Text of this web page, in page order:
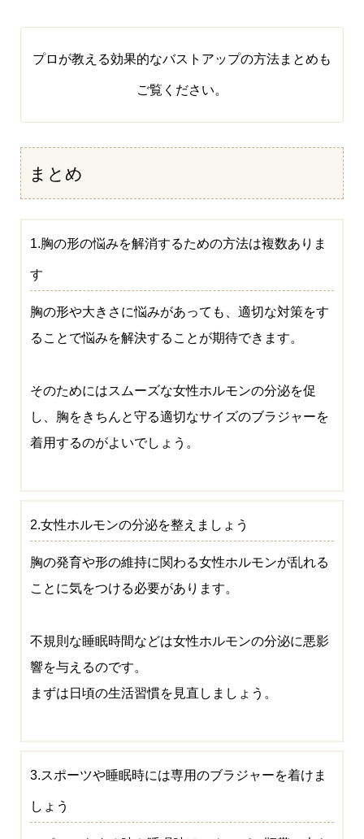
プロが教える効果的なバストアップの方法まとめ も
ご覧ください。
まとめ
1.胸の形の悩みを解消するための方法は複数ありま
す
胸の形や大きさに悩みがあっても、適切な対策をす
ることで悩みを解決することが期待できます。
そのためにはスムーズな女性ホルモンの分泌を促
し、胸をきちんと守る適切なサイズのブラジャーを
着用するのがよいでしょう。
2.女性ホルモンの分泌を整えましょう
胸の発育や形の維持に関わる女性ホルモンが乱れる
ことに気をつける必要があります。
不規則な睡眠時間などは女性ホルモンの分泌に悪影
響を与えるのです。
まずは日頃の生活習慣を見直しましょう。
3.スポーツや睡眠時には専用のブラジャーを着けま
しょう